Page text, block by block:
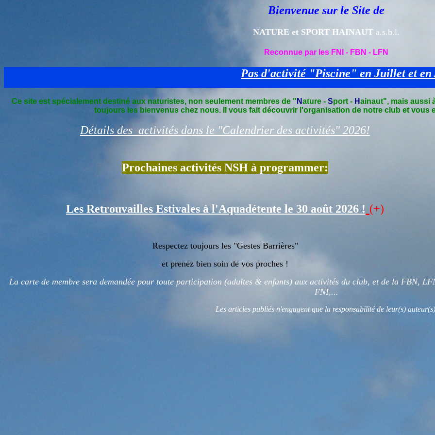
Bienvenue sur le Site de
NATURE et SPORT HAINAUT a.s.b.l.
Reconnue par les FNI - FBN - LFN
Pas d'activité "Piscine" en Juillet et en Août !
Ce site est spécialement destiné aux naturistes, non seulement membres de " Nature - Sport - Hainaut", mais aussi
toujours les bienvenus chez nous. Il vous fait découvrir l'organisation de notre club et vous
Détails des activités dans le "Calendrier des activités" 2026!
Prochaines activités NSH à programmer:
Les Retrouvailles Estivales à l'Aquadétente le 30 août 2026 ! (+)
Respectez toujours les "Gestes Barrières"
et prenez bien soin de vos proches !
La carte de membre sera demandée pour toute participation (adultes & enfants) aux activités du club, et de la FBN,
FNI,...
Les articles publiés n'engagent que la responsabilité de leur(s)